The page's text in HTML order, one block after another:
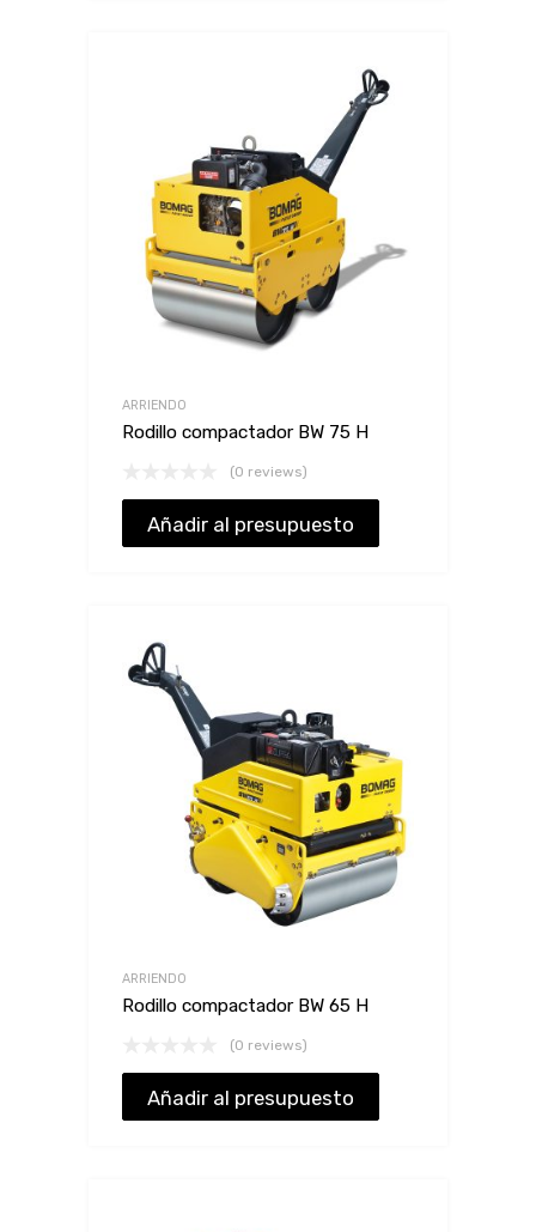
ARRIENDO
Rodillo compactador BW 75 H
(0 reviews)
Añadir al presupuesto
ARRIENDO
Rodillo compactador BW 65 H
(0 reviews)
Añadir al presupuesto